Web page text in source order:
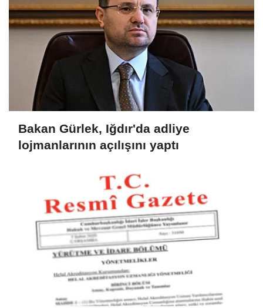
Bakan Gürlek, Iğdır'da adliye
lojmanlarının açılışını yaptı